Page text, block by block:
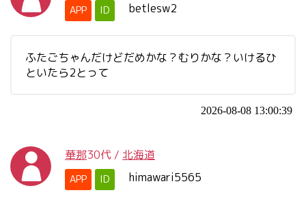
APP ID betlesw2
ふたごちゃんだけどだめかな？むりかな？いけるひ
といたら2とって
2026-08-08 13:00:39
華那30代 / 北海道
APP ID himawari5565